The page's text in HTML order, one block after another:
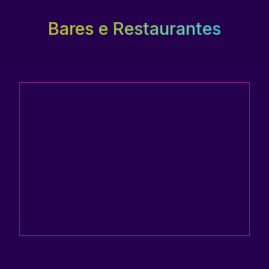
Bares e Restaurantes